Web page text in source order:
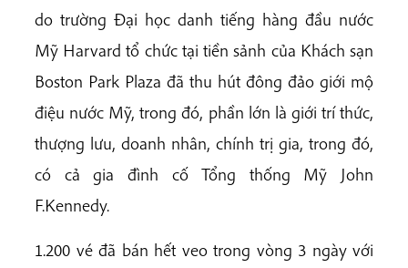
do trường Đại học danh tiếng hàng đầu nước
Mỹ Harvard tổ chức tại tiền sảnh của Khách sạn
Boston Park Plaza đã thu hút đông đảo giới mộ
điệu nước Mỹ, trong đó, phần lớn là giới trí thức,
thượng lưu, doanh nhân, chính trị gia, trong đó,
có cả gia đình cố Tổng thống Mỹ John
F.Kennedy.
1.200 vé đã bán hết veo trong vòng 3 ngày với